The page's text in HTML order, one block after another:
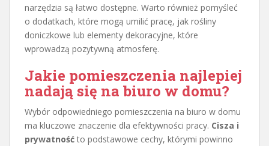
narzędzia są łatwo dostępne. Warto również pomyśleć
o dodatkach, które mogą umilić pracę, jak rośliny
doniczkowe lub elementy dekoracyjne, które
wprowadzą pozytywną atmosferę.
Jakie pomieszczenia najlepiej
nadają się na biuro w domu?
Wybór odpowiedniego pomieszczenia na biuro w domu
ma kluczowe znaczenie dla efektywności pracy. Cisza i
prywatność to podstawowe cechy, którymi powinno